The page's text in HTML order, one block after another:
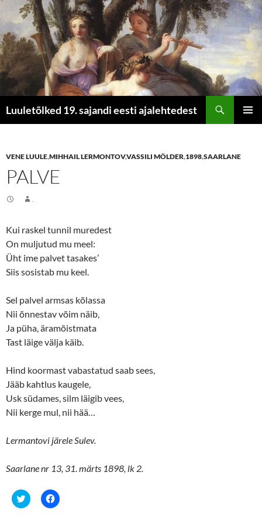
Luuletõlked 19. sajandi eesti ajalehtedest
VENE LUULE,MIHHAIL LERMONTOV,VASSILI MÖLDER,1898,SAARLANE
PALVE
Kui raskel tunnil muredest
On muljutud mu meel:
Üht ime palvet tasakes’
Siis sosistab mu keel.
Sel palvel armsas kõlassa
Nii õnnestav võim näib,
Ja püha, äramõistmata
Tast läige välja käib.
Hind koormast vabastatud saab sees,
Jääb kahtlus kaugele,
Usk südames, silm läigib vees,
Nii kerge mul, nii hää…
Lermantovi järele Sulev.
Saarlane nr 13, 31. märts 1898, lk 2.
C
l
C
l